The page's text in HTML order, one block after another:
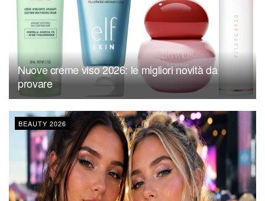
Nuove creme viso 2026: le migliori novità da
provare
BEAUTY 2026